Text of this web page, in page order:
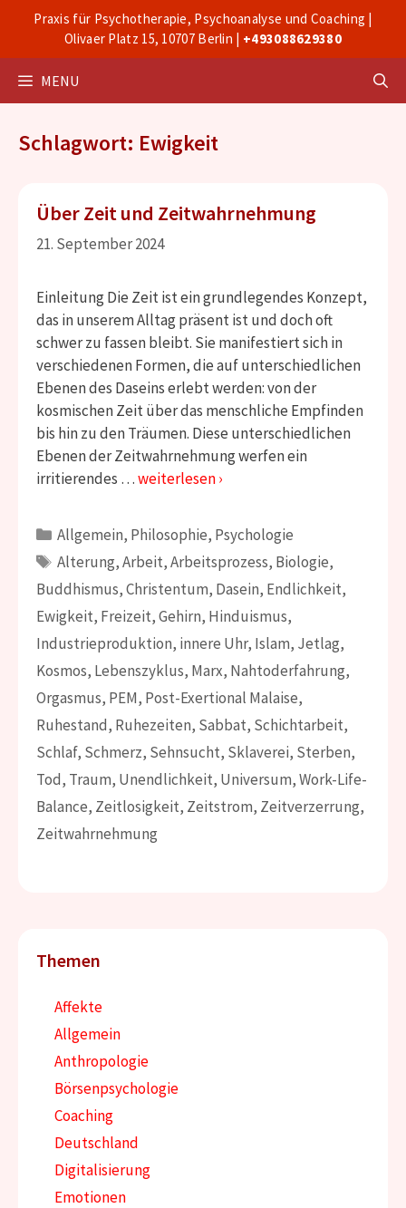
springen
Praxis für Psychotherapie, Psychoanalyse und Coaching |
Olivaer Platz 15, 10707 Berlin | +493088629380
MENU
Schlagwort: Ewigkeit
Über Zeit und Zeitwahrnehmung
21. September 2024
Einleitung Die Zeit ist ein grundlegendes Konzept,
das in unserem Alltag präsent ist und doch oft
schwer zu fassen bleibt. Sie manifestiert sich in
verschiedenen Formen, die auf unterschiedlichen
Ebenen des Daseins erlebt werden: von der
kosmischen Zeit über das menschliche Empfinden
bis hin zu den Träumen. Diese unterschiedlichen
Ebenen der Zeitwahrnehmung werfen ein
irritierendes …weiterlesen ›
Kategorien
Allgemein, Philosophie, Psychologie
Schlagwörter
Alterung,Arbeit,Arbeitsprozess, Biologie,
Buddhismus,Christentum, Dasein, Endlichkeit,
Ewigkeit, Freizeit,Gehirn, Hinduismus,
Industrieproduktion, innere Uhr, Islam, Jetlag,
Kosmos, Lebenszyklus, Marx, Nahtoderfahrung,
Orgasmus, PEM, Post-Exertional Malaise,
Ruhestand, Ruhezeiten, Sabbat, Schichtarbeit,
Schlaf, Schmerz, Sehnsucht, Sklaverei, Sterben,
Tod, Traum, Unendlichkeit, Universum,Work-Life-
Balance, Zeitlosigkeit, Zeitstrom, Zeitverzerrung,
Zeitwahrnehmung
Themen
Affekte
Allgemein
Anthropologie
Börsenpsychologie
Coaching
Deutschland
Digitalisierung
Emotionen